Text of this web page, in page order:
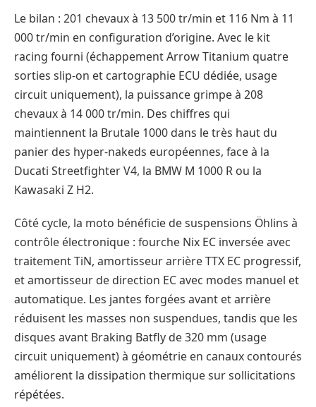
Le bilan : 201 chevaux à 13 500 tr/min et 116 Nm à 11
000 tr/min en configuration d’origine. Avec le kit
racing fourni (échappement Arrow Titanium quatre
sorties slip-on et cartographie ECU dédiée, usage
circuit uniquement), la puissance grimpe à 208
chevaux à 14 000 tr/min. Des chiffres qui
maintiennent la Brutale 1000 dans le très haut du
panier des hyper-nakeds européennes, face à la
Ducati Streetfighter V4, la BMW M 1000 R ou la
Kawasaki Z H2.
Côté cycle, la moto bénéficie de suspensions Öhlins à
contrôle électronique : fourche Nix EC inversée avec
traitement TiN, amortisseur arrière TTX EC progressif,
et amortisseur de direction EC avec modes manuel et
automatique. Les jantes forgées avant et arrière
réduisent les masses non suspendues, tandis que les
disques avant Braking Batfly de 320 mm (usage
circuit uniquement) à géométrie en canaux contourés
améliorent la dissipation thermique sur sollicitations
répétées.